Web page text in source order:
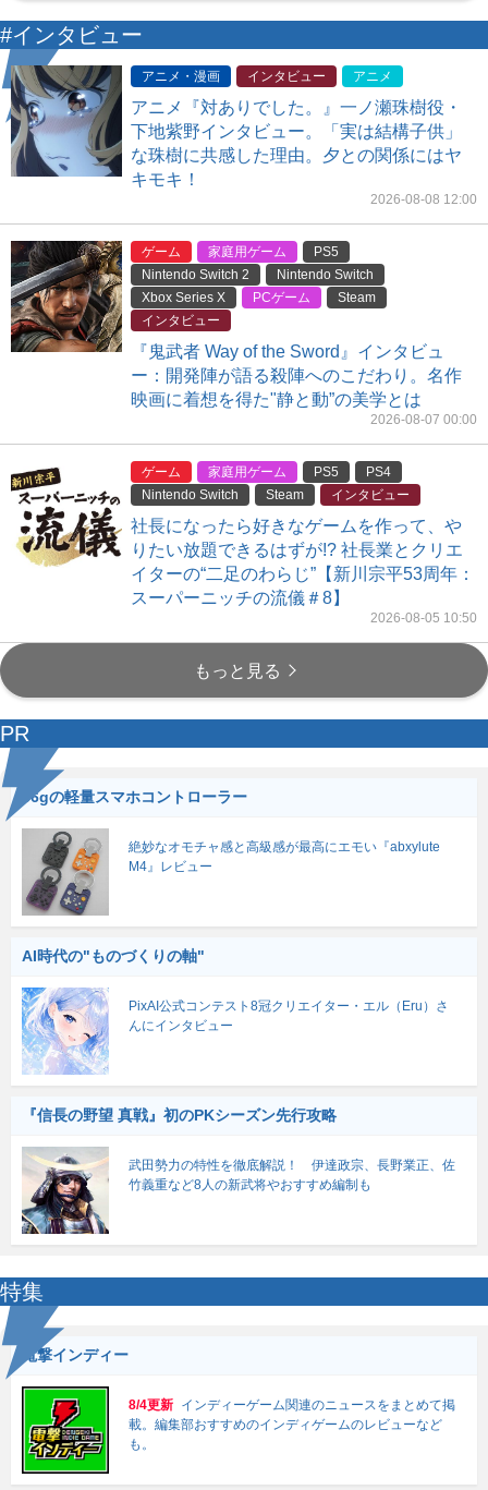
#インタビュー
アニメ・漫画 インタビュー アニメ
アニメ『対ありでした。』一ノ瀬珠樹役・
下地紫野インタビュー。「実は結構子供」
な珠樹に共感した理由。夕との関係にはヤ
キモキ！
2026-08-08 12:00
ゲーム 家庭用ゲーム
PS5
Nintendo Switch 2
Nintendo Switch
Xbox Series X
PCゲーム
Steam
インタビュー
『鬼武者 Way of the Sword』インタビュ
ー：開発陣が語る殺陣へのこだわり。名作
映画に着想を得た"静と動”の美学とは
2026-08-07 00:00
ゲーム 家庭用ゲーム PS5
PS4
Nintendo Switch
Steam インタビュー
社長になったら好きなゲームを作って、や
りたい放題できるはずが!? 社長業とクリエ
イターの“二足のわらじ”【新川宗平53周年：
スーパーニッチの流儀＃8】
2026-08-05 10:50
もっと見る
PR
56gの軽量スマホコントローラー
絶妙なオモチャ感と高級感が最高にエモい『abxylute
M4』レビュー
AI時代の"ものづくりの軸"
PixAI公式コンテスト8冠クリエイター・エル（Eru）さ
んにインタビュー
『信長の野望 真戦』初のPKシーズン先行攻略
武田勢力の特性を徹底解説！ 伊達政宗、長野業正、佐
竹義重など8人の新武将やおすすめ編制も
特集
電撃インディー
8/4更新 インディーゲーム関連のニュースをまとめて掲
載。編集部おすすめのインディゲームのレビューなど
も。